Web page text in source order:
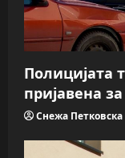
Полицијата
пријавена
Снежа Петковска